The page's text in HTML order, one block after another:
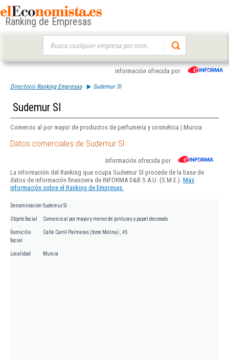
Ranking de Empresas
Información ofrecida por
Directorio Ranking Empresas Sudemur Sl
Sudemur Sl
Comercio al por mayor de productos de perfumería y cosmética | Murcia
Datos comerciales de Sudemur Sl
Información ofrecida por
La información del Ranking que ocupa Sudemur Sl procede de la base de
datos de información financiera de INFORMA D&B S.A.U. (S.M.E.). Más
información sobre el Ranking de Empresas.
Denominación Sudemur Sl
Objeto Social Comercio al por mayor y menor de pinturas y papel decorado.
Domicilio
Social
Calle Carril Palmeras (torre Molina) , 45
Localidad Murcia